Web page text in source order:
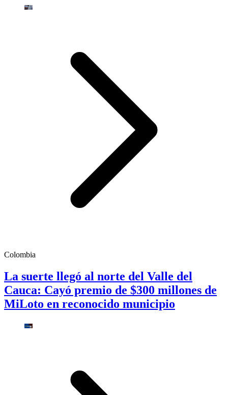
Colombia
La suerte llegó al norte del Valle del
Cauca: Cayó premio de $300 millones de
MiLoto en reconocido municipio